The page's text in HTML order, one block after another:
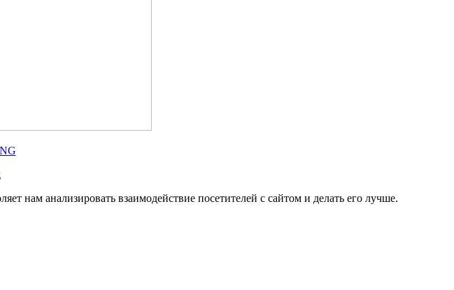
нам анализировать взаимодействие посетителей с сайтом и делать его лучше.